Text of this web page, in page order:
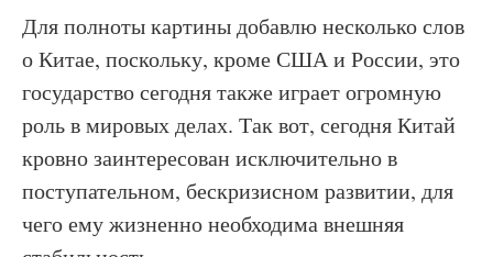
Для полноты картины добавлю несколько слов
о Китае, поскольку, кроме США и России, это
государство сегодня также играет огромную
роль в мировых делах. Так вот, сегодня Китай
кровно заинтересован исключительно в
поступательном, бескризисном развитии, для
чего ему жизненно необходима внешняя